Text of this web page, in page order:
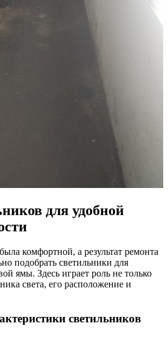
для удобной
комфортной, а результат ремонта
подобрать светильники для
ямы. Здесь играет роль не только
света, его расположение и
светильников